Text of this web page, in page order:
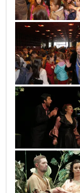
mg_5542
mg_5394
mg_5348